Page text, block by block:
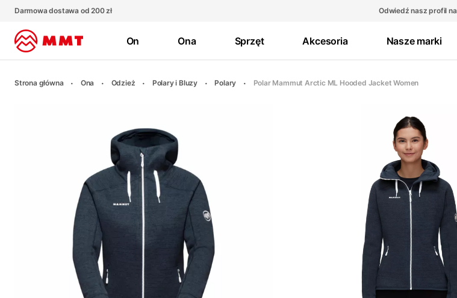
Darmowa dostawa od 200 zł Odwiedź nasz profil na
On Ona Sprzęt Akcesoria Nasze marki
Strona główna Ona Odzież Polary i Bluzy Polary Polar Mammut Arctic ML Hooded Jacket Women